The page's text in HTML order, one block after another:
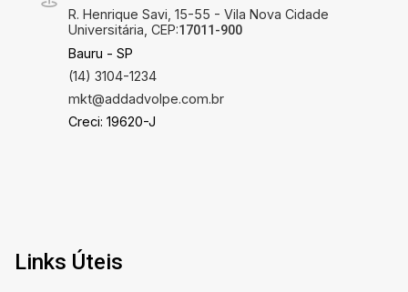
R. Henrique Savi, 15-55 - Vila Nova Cidade
Universitária, CEP:17011-900
Bauru - SP
(14) 3104-1234
mkt@addadvolpe.com.br
Creci: 19620-J
Links Úteis